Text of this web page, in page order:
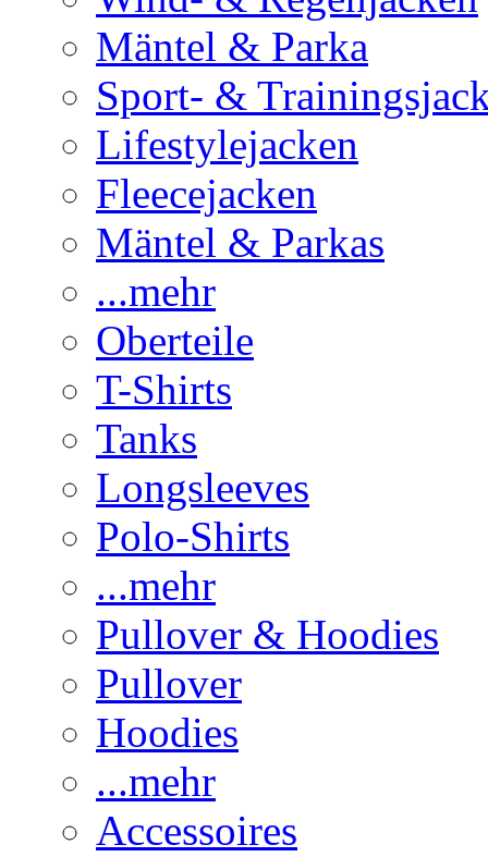
Mäntel & Parka
Sport- &
Lifestylejacken
Fleecejacken
Mäntel & Parkas
...mehr
Oberteile
T-Shirts
Tanks
Longsleeves
Polo-Shirts
...mehr
Pullover & Hoodies
Pullover
Hoodies
...mehr
Accessoires